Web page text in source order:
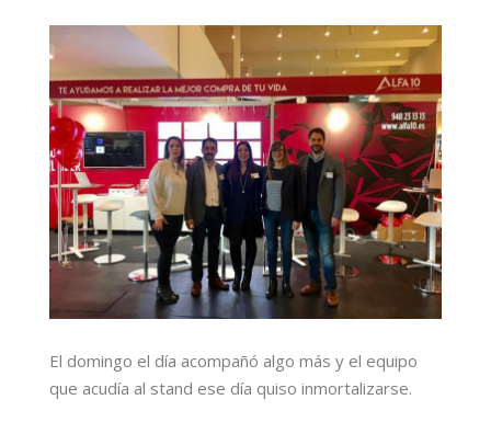
El domingo el día acompañó algo más y el equipo
que acudía al stand ese día quiso inmortalizarse.